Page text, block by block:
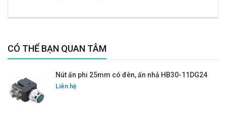
CÓ THỂ BẠN QUAN TÂM
Nút ấn phi 25mm có đèn, ấn nhả HB30-11DG24
Liên hệ